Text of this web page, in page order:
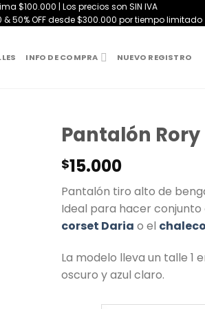
$100.000 | Los precios son SIN IVA
& 50% OFF desde $300.000 por tiempo limitado
INFO DE COMPRA NUEVO REGISTRO
Pantalón Rory
$15.000
Pantalón tiro alto de
Ideal para hacer conjunto
corset Daria o el
La modelo lleva un talle 1
oscuro y azul claro.